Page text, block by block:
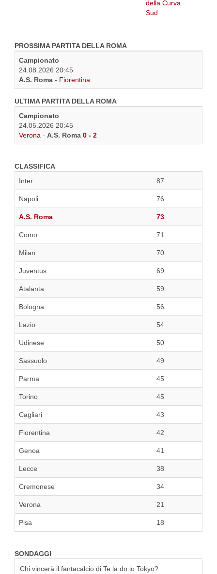
PROSSIMA PARTITA DELLA ROMA
Campionato
24.08.2026 20:45
A.S. Roma - Fiorentina
ULTIMA PARTITA DELLA ROMA
Campionato
24.05.2026 20:45
Verona - A.S. Roma 0 - 2
CLASSIFICA
Inter
87
Napoli 76
A.S. Roma 73
Como 71
Milan 70
Juventus 69
Atalanta 59
Bologna 56
Lazio 54
Udinese 50
Sassuolo 49
Parma 45
Torino 45
Cagliari 43
Fiorentina 42
Genoa 41
Lecce 38
Cremonese 34
Verona 21
Pisa 18
SONDAGGI
Chi vincerà il fantacalcio di Te la do io Tokyo?